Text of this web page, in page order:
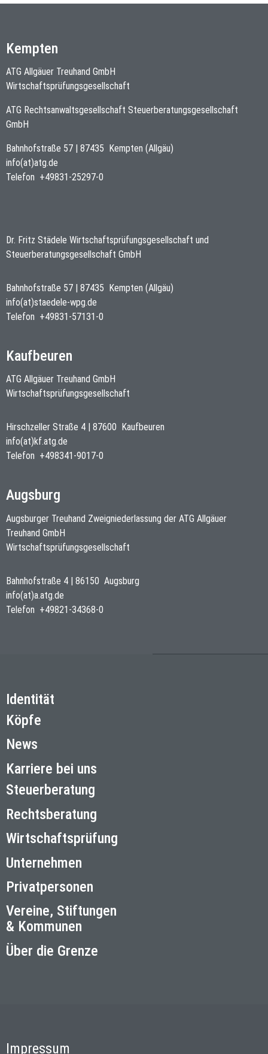
Kempten
ATG Allgäuer Treuhand GmbH
Wirtschaftsprüfungsgesellschaft
ATG Rechtsanwaltsgesellschaft Steuerberatungsgesellschaft
GmbH
Bahnhofstraße 57 87435
Kempten (Allgäu)
info(at)atg.de
Telefon +49831-25297-0
Dr. Fritz Städele Wirtschaftsprüfungsgesellschaft und
Steuerberatungsgesellschaft GmbH
Bahnhofstraße 57 | 87435 Kempten (Allgäu)
info(at)staedele-wpg.de
Telefon +49831-57131-0
Kaufbeuren
ATG Allgäuer Treuhand GmbH
Wirtschaftsprüfungsgesellschaft
Hirschzeller Straße 4 | 87600 Kaufbeuren
info(at)kf.atg.de
Telefon +498341-9017-0
Augsburg
Augsburger Treuhand Zweigniederlassung der ATG Allgäuer
Treuhand GmbH
Wirtschaftsprüfungsgesellschaft
Bahnhofstraße 4 | 86150 Augsburg
info(at)a.atg.de
Telefon +49821-34368-0
Identität
Köpfe
News
Karriere bei uns
Steuerberatung
Rechtsberatung
Wirtschaftsprüfung
Unternehmen
Privatpersonen
Vereine, Stiftungen
& Kommunen
Über die Grenze
Impressum